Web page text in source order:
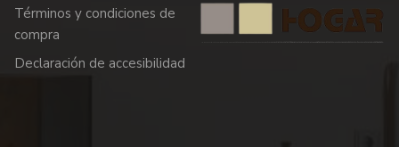
Términos y condiciones de
compra
Declaración de accesibilidad